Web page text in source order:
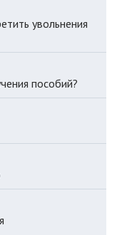
увольнения
пособий?